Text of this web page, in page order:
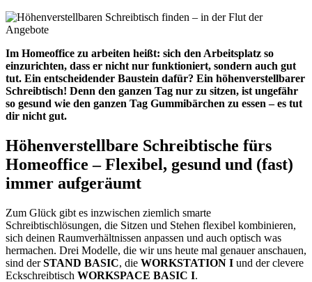
Im Homeoffice zu arbeiten heißt: sich den Arbeitsplatz so
einzurichten, dass er nicht nur funktioniert, sondern auch gut
tut. Ein entscheidender Baustein dafür? Ein höhenverstellbarer
Schreibtisch! Denn den ganzen Tag nur zu sitzen, ist ungefähr
so gesund wie den ganzen Tag Gummibärchen zu essen – es tut
dir nicht gut.
Höhenverstellbare Schreibtische fürs
Homeoffice – Flexibel, gesund und (fast)
immer aufgeräumt
Zum Glück gibt es inzwischen ziemlich smarte
Schreibtischlösungen, die Sitzen und Stehen flexibel kombinieren,
sich deinen Raumverhältnissen anpassen und auch optisch was
hermachen. Drei Modelle, die wir uns heute mal genauer anschauen,
sind derSTAND BASIC, die WORKSTATION I und der clevere
Eckschreibtisch WORKSPACE BASIC I.